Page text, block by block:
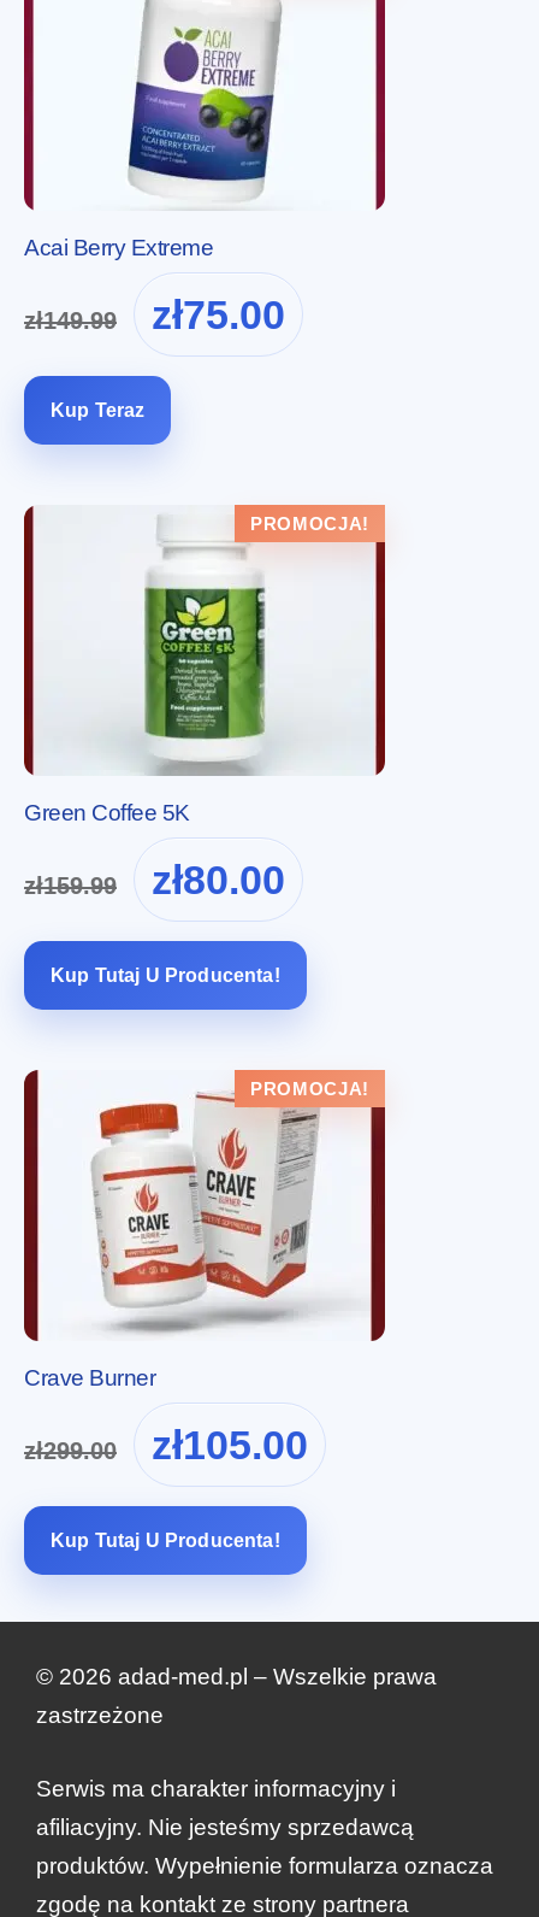
Acai Berry Extreme
zł149.99
Pierwotna
cena
wynosiła:
zł149.99.
zł75.00
cena
Kup Teraz
PROMOCJA!
Green Coffee 5K
zł159.99
Pierwotna
cena
wynosiła:
zł80.00
cena
zł80.00.
Kup Tutaj U Producenta!
PROMOCJA!
Crave Burner
zł299.00
Pierwotna
cena
wynosiła:
zł105.00
cena
Kup Tutaj U Producenta!
© 2026 adad-med.pl – Wszelkie prawa
zastrzeżone
Serwis ma charakter informacyjny i
afiliacyjny. Nie jesteśmy sprzedawcą
produktów. Wypełnienie formularza oznacza
zgodę na kontakt ze strony partnera
Pierwotna
cena
zł85.00Aktualna
Zamów teraz